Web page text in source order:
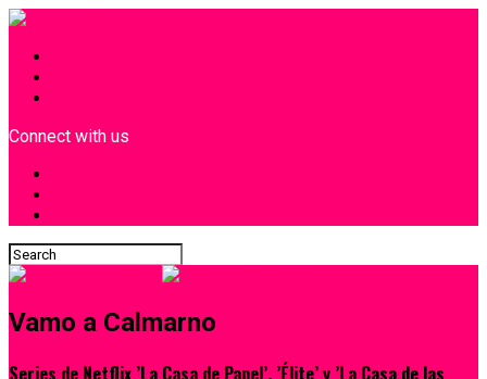
Connect with us
Vamo a Calmarno
Series de Netflix ’La Casa de Papel’, ’Élite’ y ’La Casa de las